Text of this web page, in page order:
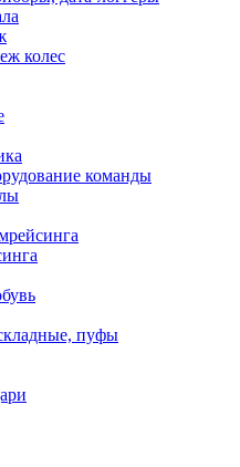
колес
команды
пуфы